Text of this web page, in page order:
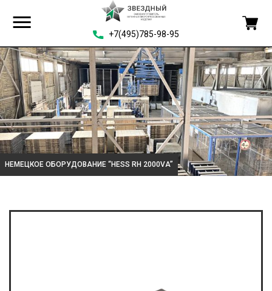
+7(495)785-98-95
НЕМЕЦКОЕ ОБОРУДОВАНИЕ “HESS RH 2000VA”